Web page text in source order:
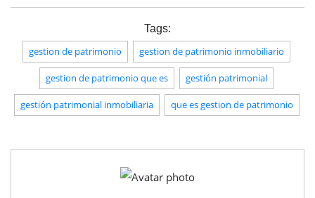
Tags:
gestion de patrimonio gestion de patrimonio inmobiliario
gestion de patrimonio que es gestión patrimonial
gestión patrimonial inmobiliaria que es gestion de patrimonio